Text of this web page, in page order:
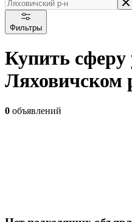
Фильтры
Купить сферу
Ляховичском
0 объявлений